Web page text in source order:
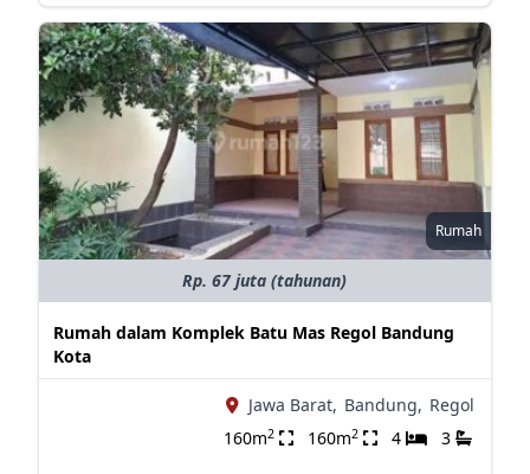
Rumah
Rp. 67 juta (tahunan)
Rumah dalam Komplek Batu Mas Regol Bandung
Kota
Jawa Barat, Bandung, Regol
160m2 160m2 4 3